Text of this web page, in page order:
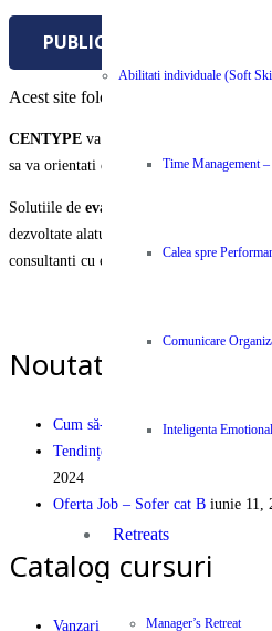
Abilitati individuale (Soft
Time Management
Calea spre
Comunicare
Inteligenta
Retreats
Manager’s Retreat
PUBLICĂ COMENTARIUL
Acest site folosește Akismet pentru a
CENTYPE va pune la dispozitie o
sa va orientati organizatia si echipa spre
Solutiile de evaluare, instruire, ajustare
dezvoltate alaturi de parteneri
consultanti cu experienta si expertiza
Noutati pe Blog
Cum să-ți dezvolți cariera în
Tendințe și Eficiență Financiară în
2024
Oferta Job – Sofer cat B iunie 11,
Catalog cursuri
Vanzari